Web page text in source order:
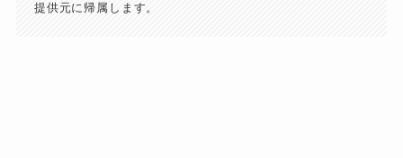
提供元に帰属します。